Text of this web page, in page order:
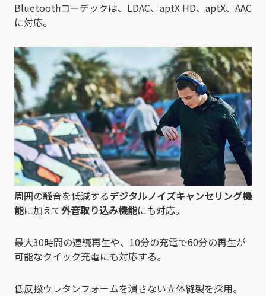
Bluetoothコーデックは、LDAC、aptX HD、aptX、AAC
に対応。
周囲の騒音を低減するデジタルノイズキャンセリング機
能に加えて外音取り込み機能にも対応。
最大30時間の連続再生や、10分の充電で60分の再生が
可能なクイック充電にも対応する。
低反撥ウレタンフォームを潰さない立体縫製を採用。